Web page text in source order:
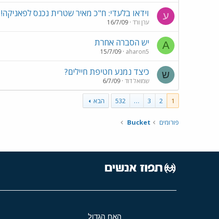
ע וידאו בלעדי: ח"כ מאיר שטרית נכנס לפאניקה!
ערן ורד 16/7/09
A יש הסברה אחרת
aharon5
15/7/09
ש כיצד נמנע חטיפת חיילים?
שמואל דוד 6/7/09
1
2
3
…
532 הבא
פורומים Bucket
האח הגדול